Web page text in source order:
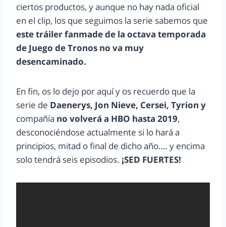
ciertos productos, y aunque no hay nada oficial
en el clip, los que seguimos la serie sabemos que
este tráiler fanmade de la octava temporada
de Juego de Tronos no va muy
desencaminado.
En fin, os lo dejo por aquí y os recuerdo que la
serie de Daenerys, Jon Nieve, Cersei, Tyrion y
compañía no volverá a HBO hasta 2019,
desconociéndose actualmente si lo hará a
principios, mitad o final de dicho año…. y encima
solo tendrá seis episodios. ¡SED FUERTES!